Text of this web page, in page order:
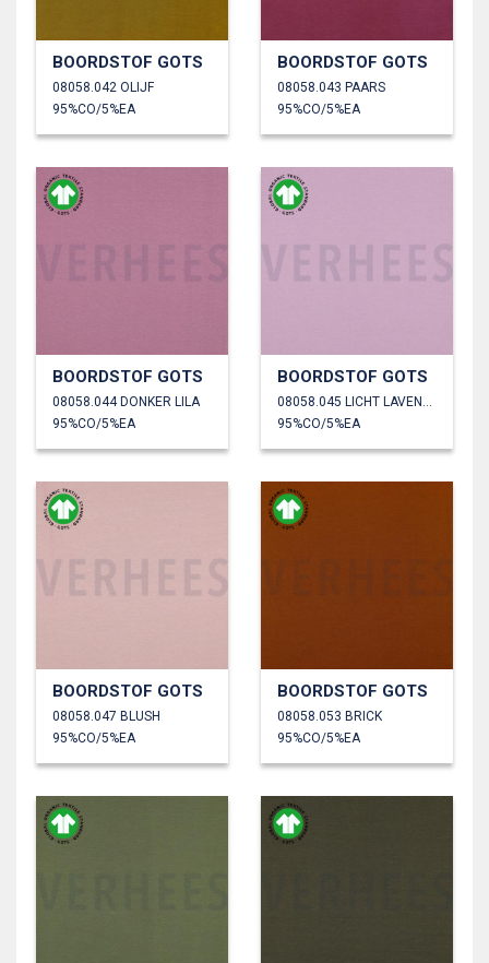
BOORDSTOF GOTS
08058.042 OLIJF
95%CO/5%EA
BOORDSTOF GOTS
08058.043 PAARS
95%CO/5%EA
BOORDSTOF GOTS
08058.044 DONKER LILA
95%CO/5%EA
BOORDSTOF GOTS
08058.045 LICHT LAVENDEL
95%CO/5%EA
BOORDSTOF GOTS
08058.047 BLUSH
95%CO/5%EA
BOORDSTOF GOTS
08058.053 BRICK
95%CO/5%EA